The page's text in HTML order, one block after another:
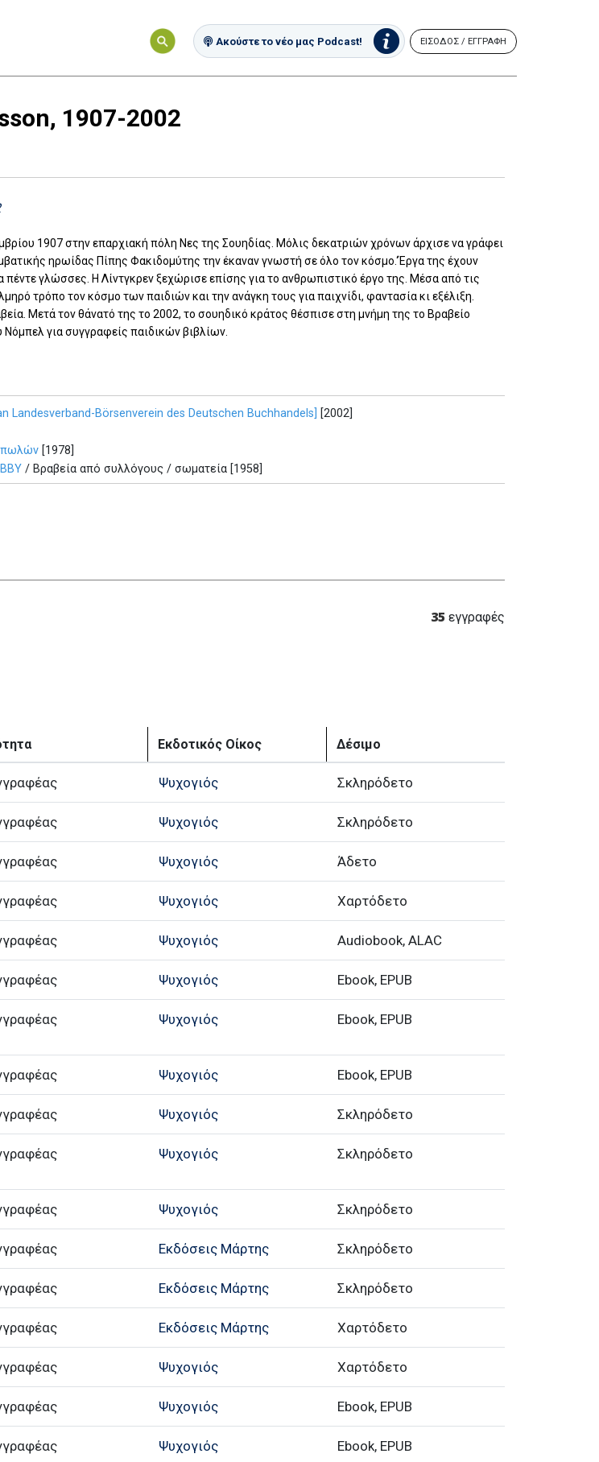
Ακούστε το νέο μας Podcast! ΕΙΣΟΔΟΣ / ΕΓΓΡΑΦΗ
1907-2002
1907 στην επαρχιακή πόλη Νες της Σουηδίας. Μόλις δεκατριών χρόνων άρχισε να γράφει
ηρωίδας Πίπης Φακιδομύτης την έκαναν γνωστή σε όλο τον κόσμο.‘Έργα της έχουν
γλώσσες. Η Λίντγκρεν ξεχώρισε επίσης για το ανθρωπιστικό έργο της. Μέσα από τις
τρόπο τον κόσμο των παιδιών και την ανάγκη τους για παιχνίδι, φαντασία κι εξέλιξη.
Μετά τον θάνατό της το 2002, το σουηδικό κράτος θέσπισε στη μνήμη της το Βραβείο
Νόμπελ για συγγραφείς παιδικών βιβλίων.
Landesverband-Börsenverein des Deutschen Buchhandels]
[2002]
[1978]
/ Βραβεία από συλλόγους / σωματεία [1958]
35 εγγραφές
Εκδοτικός Οίκος Δέσιμο
Ψυχογιός Σκληρόδετο
Ψυχογιός Σκληρόδετο
Ψυχογιός Άδετο
Ψυχογιός Χαρτόδετο
Ψυχογιός Audiobook, ALAC
Ψυχογιός Ebook, EPUB
Ψυχογιός Ebook, EPUB
Ψυχογιός Ebook, EPUB
Ψυχογιός Σκληρόδετο
Ψυχογιός Σκληρόδετο
Ψυχογιός Σκληρόδετο
Εκδόσεις Μάρτης Σκληρόδετο
Εκδόσεις Μάρτης Σκληρόδετο
Εκδόσεις Μάρτης Χαρτόδετο
Ψυχογιός Χαρτόδετο
Ψυχογιός Ebook, EPUB
Ψυχογιός Ebook, EPUB